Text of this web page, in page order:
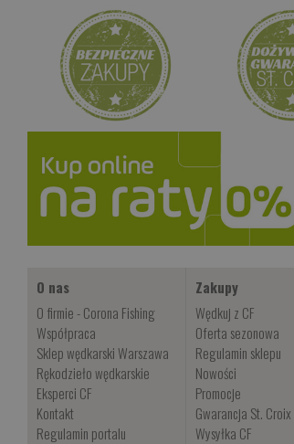
Kup teraz >
O nas
O firmie - Corona Fishing
Współpraca
Sklep wędkarski Warszawa
Rękodzieło wędkarskie
Eksperci CF
Kontakt
Regulamin portalu
Zakupy
Wędkuj z CF
Oferta sezonowa
Regulamin sklepu
Nowości
Promocje
Gwarancja St. Croix
Wysyłka CF